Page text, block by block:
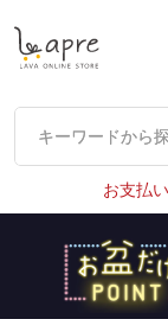
キーワードから
キーワードから
お支払